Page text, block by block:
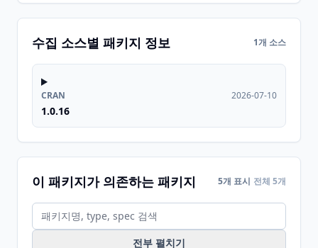
수집 소스별 패키지 정보 1개 소스
CRAN
1.0.16
2026-07-10
이 패키지가 의존하는 패키지 5개 표시 전체 5개
전부 펼치기